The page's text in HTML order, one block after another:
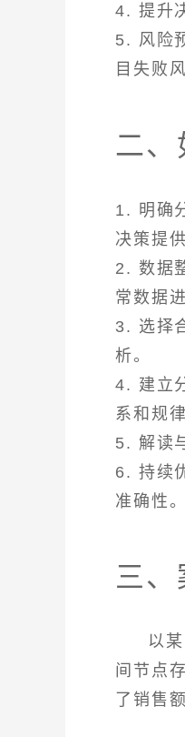
4. 提升
5. 风险
目失败
二、
1. 明确
决策提
2. 数据
常数据
3. 选择
析。
4. 建立
系和规律
5. 解读
6. 持续
准确性。
三、
以
间节点
了销售